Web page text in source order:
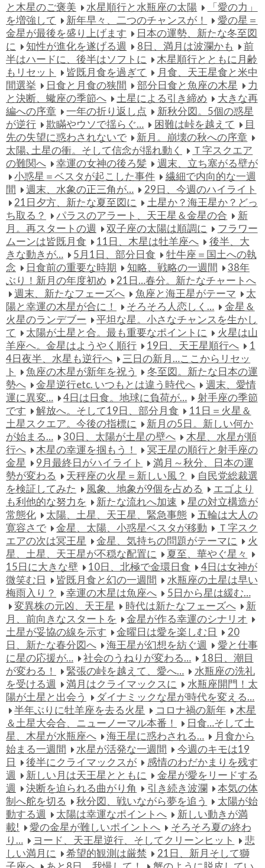
と木星のご褒美
水星順行と水瓶座の太陽
「愛の力」
を増強して
新年早々、二つのチャンスが！
愛の星＝
金星が最後を盛り上げます
日本の運勢、新たな冬至図
に
知性が進化を遂げる週 8日、満月は波瀾かも
前
半はハードに、後半はソフトに
木星順行とともに月齢
もリセット
皆既月食を過ぎて
月食、天王星食と米中
間選挙
日食と月食の狭間 部分日食と魚座の木星
力
と決断、蠍座の季節へ
土星による引き締め
大きな再
編への序章
一年の折り返し点
新秋分図。5個の惑星
が逆行
欺瞞やウソで揺らぐ… 困難は峠を越えて
目
先の失望に惑わされないで
新月。崩壊の秋への序章
太陽､土星の衝。そして信念が揺れ動く
Ｔ字スクエア
の難関へ
幸運の女神の後ろ髪
週末、立ち塞がる壁が
小惑星＝ベスタが起こした事件
繊細で内向的な一週
間
週末、水象の正三角が…
29日、今週のハイライト
21日夕方、新たな夏至図に
土星か？海王星か？どっ
ち取る？
パラスのアラート、天王星＆金星の合
新
月。再スタートの週
双子座の太陽は順調に
フラワー
ムーンは皆既月食
11日、木星は牡羊座へ
後半、大
きな動きが…
5月1日、部分日食
牡牛座＝国土への執
念
日食前の重要な時期 知略、戦略の一週間
38年
ぶり！新月の年度初め
21日…春分。新たなチャートへ
週末、新たなフェーズへ
魚座と海王星がテーマ
太
陽と幸運の木星が合に！
そろそろ人恋しく…
金星＆
火星のランデブー
平坦な星。小さなチャンスを生かし
て
太陽が土星と合。最も重要なポイントに
火星は山
羊座へ。金星はようやく順行
19日、天王星順行へ
1
4日夜半、水星も逆行へ
三日の新月…ここからリセッ
ト
魚座の木星が新年を祝う
冬至図。新たな日本の運
勢へ
金星逆行etc. いつもとは違う時代へ
週末、愛情
運に異変…
4日は日食。地球に負荷が…
射手座の季節
です
解放へ。そして19日、部分月食
11日＝火星＆
土星スクエア。今後の指標に
新月の5日。新しい何か
が始まる…
30日、太陽が土星の壁へ
木星、水星が順
行へ
木星の幸運を掴もう！
冥王星の順行と射手座の
金星
9月最終日がハイライト
満月～秋分、日本の運
勢が変わる
天秤座の火星＝新しい風？
自民党総裁選
を検証してみた
風象、地象が9個を占める
エゴより
も利他的な努力を
新たな流れへ加速
星の対立構造が
常態化
太陽、土星、天王星、緊急事態
五輪は大人の
寛容さで
金星、太陽、小惑星ベスタが移動
Ｔ字スク
エアの次は冥王星
金星、気持ちの問題がテーマに
火
星、土星、天王星が不穏な配置に
夏至、華やぐ星々
15日に大きな壁
10日、北極で金環日食
4日は女神が
微笑む日
皆既月食と幻の一週間
水瓶座の土星は早い
梅雨入り？
幸運の木星は魚座へ
5日から星は緩む…
変異株の元凶、天王星
時代は新たなフェーズへ
新
月、前向きなスタートを
金星が作る幸運のシナリオ
土星が妥協の線を示す
金曜日は愛を楽しむ日
20
日、新たな春分図へ
海王星が幻想を紡ぐ週
愛と仕事
に星の応援が…
社会のうねりが変わる…
18日、潮目
が変わる！
緊張の峠を越えて、愛へ…
水瓶座の洗礼
を受ける週
満月はクライマックスに
水瓶座開門！太
陽が土星と出会う
ダイナミックな星が時代を変える…
半年ぶりに牡羊座を去る火星
コロナ禍の新年
木星
＆土星大会合、ニューノーマル本番！
日食…そして土
星、木星が水瓶座へ
海王星に惑わされる…
月食から
始まる一週間
水星が活発な一週間
今週のキモは19
日
後半にクライマックスが
感情のわだかまりを残す
週
新しい月は天王星とともに
金星が愛をリードする
週
決断を迫られる曲がり角 引き続き波瀾
本気の体
制へ舵を切る
秋分図、戦いながら夢を追う
太陽が始
動する週
太陽は幸運なポイントへ
新しい動きが満
載!
愛の金星が難しいポイントへ
そろそろ夏の終わ
り…
ヨード、天王星逆行、そしてクリーンヒット
悲
しい満月に
希望的観測は厳禁
21日、新月そして獅